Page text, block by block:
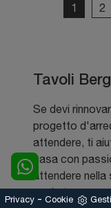
1 2
Tavoli
Se devi
progetto
attendere, ti
casa con
attendere
per la tua
Privacy - Cookie